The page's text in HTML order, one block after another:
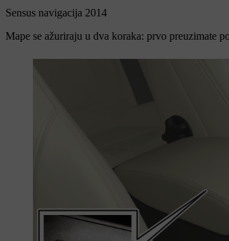
Sensus navigacija 2014
Mape se ažuriraju u dva koraka: prvo preuzimate